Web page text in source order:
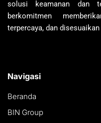
solusi keamanan dan
berkomitmen
terpercaya, dan
Navigasi
Beranda
BIN Group